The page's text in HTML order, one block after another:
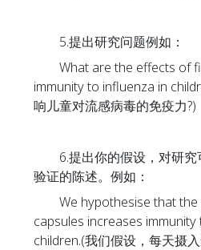
5.提出研究问题例如：
What are the effects of
immunity to influenza in
响儿童对流感病毒的免疫力?)
6.提出你的假设，对研究
验证的陈述。例如：
We hypothesise that the
capsules increases
children.(我们假设，每天摄